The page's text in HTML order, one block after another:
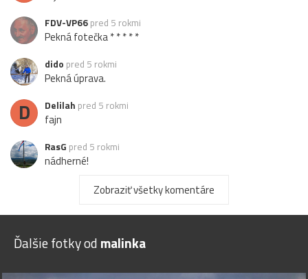
FDV-VP66 pred 5 rokmi
Pekná fotečka * * * * *
dido pred 5 rokmi
Pekná úprava.
D Delilah pred 5 rokmi
fajn
RasG pred 5 rokmi
nádherné!
pred 5 rokmi
pekné
pepo55pred 5 rokmi
Zobraziť všetky komentáre
Ďalšie fotky od malinka